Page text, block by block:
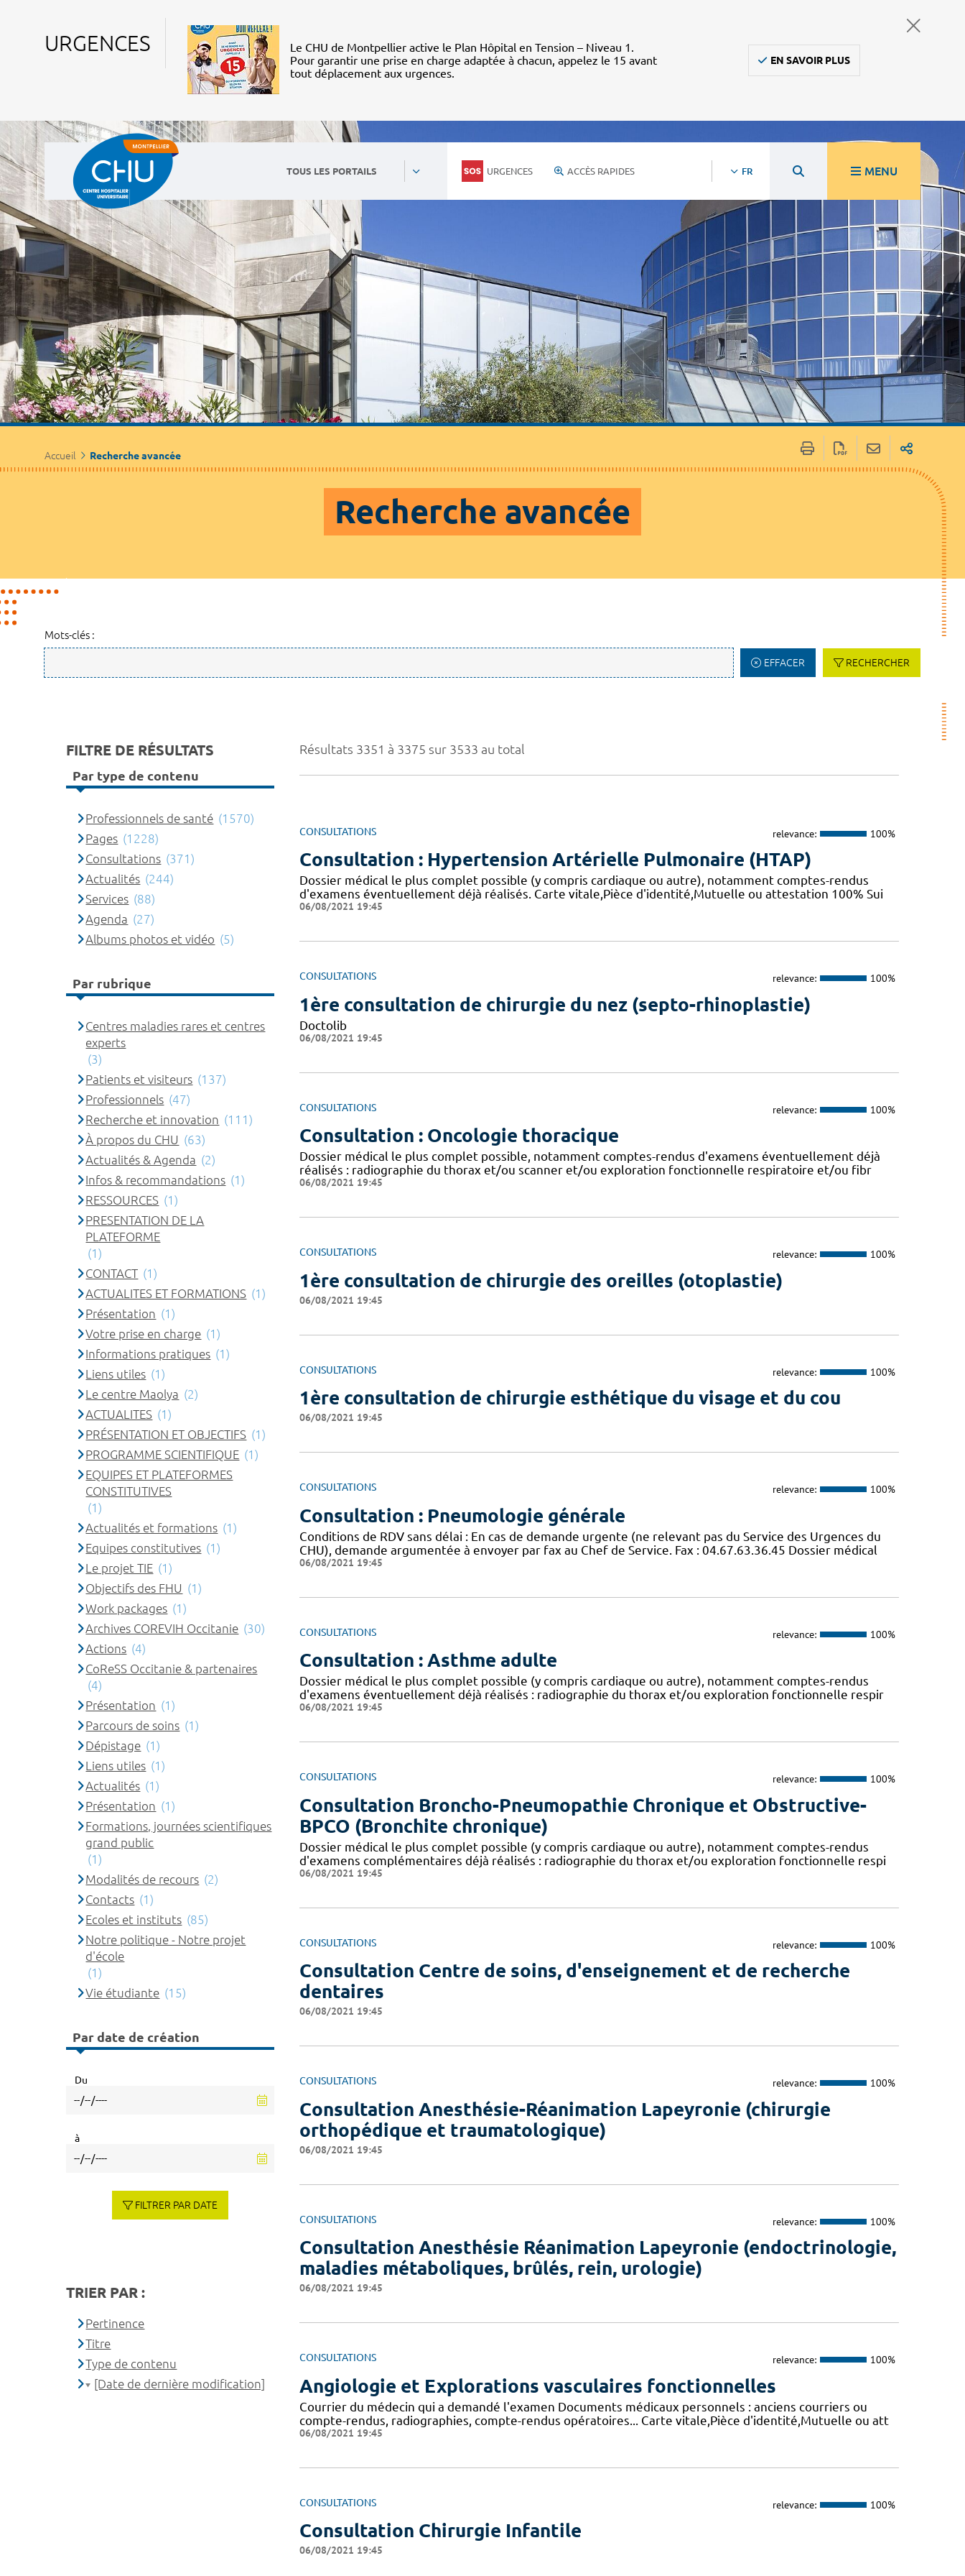
URGENCES
Le CHU de Montpellier active le Plan Hôpital en Tension – Niveau 1.
Pour garantir une prise en charge adaptée à chacun, appelez le 15 avant
tout déplacement aux urgences.
EN SAVOIR PLUS
TOUS LES PORTAILS URGENCES ACCÈS RAPIDES FR MENU
Accueil Recherche avancée
Recherche avancée
Mots-clés :
EFFACER RECHERCHER
Résultats 3351 à 3375 sur 3533 au total
CONSULTATIONS relevance: 100%
Consultation : Hypertension Artérielle Pulmonaire (HTAP)
Dossier médical le plus complet possible (y compris cardiaque ou autre), notamment comptes-rendus
d'examens éventuellement déjà réalisés. Carte vitale,Pièce d'identité,Mutuelle ou attestation 100% Sui
06/08/2021 19:45
CONSULTATIONS relevance: 100%
1ère consultation de chirurgie du nez (septo-rhinoplastie)
Doctolib
06/08/2021 19:45
CONSULTATIONS relevance: 100%
Consultation : Oncologie thoracique
Dossier médical le plus complet possible, notamment comptes-rendus d'examens éventuellement déjà
réalisés : radiographie du thorax et/ou scanner et/ou exploration fonctionnelle respiratoire et/ou fibr
06/08/2021 19:45
CONSULTATIONS relevance: 100%
1ère consultation de chirurgie des oreilles (otoplastie)
06/08/2021 19:45
CONSULTATIONS relevance: 100%
1ère consultation de chirurgie esthétique du visage et du cou
06/08/2021 19:45
CONSULTATIONS relevance: 100%
Consultation : Pneumologie générale
Conditions de RDV sans délai : En cas de demande urgente (ne relevant pas du Service des Urgences du
CHU), demande argumentée à envoyer par fax au Chef de Service. Fax : 04.67.63.36.45 Dossier médical
06/08/2021 19:45
CONSULTATIONS relevance: 100%
Consultation : Asthme adulte
Dossier médical le plus complet possible (y compris cardiaque ou autre), notamment comptes-rendus
d'examens éventuellement déjà réalisés : radiographie du thorax et/ou exploration fonctionnelle respir
06/08/2021 19:45
CONSULTATIONS relevance: 100%
Consultation Broncho-Pneumopathie Chronique et Obstructive-
BPCO (Bronchite chronique)
Dossier médical le plus complet possible (y compris cardiaque ou autre), notamment comptes-rendus
d'examens complémentaires déjà réalisés : radiographie du thorax et/ou exploration fonctionnelle respi
06/08/2021 19:45
CONSULTATIONS relevance: 100%
Consultation Centre de soins, d'enseignement et de recherche
dentaires
06/08/2021 19:45
CONSULTATIONS relevance: 100%
Consultation Anesthésie-Réanimation Lapeyronie (chirurgie
orthopédique et traumatologique)
06/08/2021 19:45
CONSULTATIONS relevance: 100%
Consultation Anesthésie Réanimation Lapeyronie (endoctrinologie,
maladies métaboliques, brûlés, rein, urologie)
06/08/2021 19:45
CONSULTATIONS relevance: 100%
Angiologie et Explorations vasculaires fonctionnelles
Courrier du médecin qui a demandé l'examen Documents médicaux personnels : anciens courriers ou
compte-rendus, radiographies, compte-rendus opératoires... Carte vitale,Pièce d'identité,Mutuelle ou att
06/08/2021 19:45
CONSULTATIONS relevance: 100%
Consultation Chirurgie Infantile
06/08/2021 19:45
FILTRE DE RÉSULTATS
Par type de contenu
Professionnels de santé (1570)
Pages (1228)
Consultations (371)
Actualités (244)
Services (88)
Agenda (27)
Albums photos et vidéo (5)
Par rubrique
Centres maladies rares et centres
experts
(3)
Patients et visiteurs (137)
Professionnels (47)
Recherche et innovation (111)
À propos du CHU (63)
Actualités & Agenda (2)
Infos & recommandations (1)
RESSOURCES (1)
PRESENTATION DE LA
PLATEFORME
(1)
CONTACT (1)
ACTUALITES ET FORMATIONS (1)
Présentation (1)
Votre prise en charge (1)
Informations pratiques (1)
Liens utiles (1)
Le centre Maolya (2)
ACTUALITES (1)
PRÉSENTATION ET OBJECTIFS (1)
PROGRAMME SCIENTIFIQUE (1)
EQUIPES ET PLATEFORMES
CONSTITUTIVES
(1)
Actualités et formations (1)
Equipes constitutives (1)
Le projet TIE (1)
Objectifs des FHU (1)
Work packages (1)
Archives COREVIH Occitanie (30)
Actions (4)
CoReSS Occitanie & partenaires
(4)
Présentation (1)
Parcours de soins (1)
Dépistage (1)
Liens utiles (1)
Actualités (1)
Présentation (1)
Formations, journées scientifiques
grand public
(1)
Modalités de recours (2)
Contacts (1)
Ecoles et instituts (85)
Notre politique - Notre projet
d'école
(1)
Vie étudiante (15)
Par date de création
Du
à
FILTRER PAR DATE
TRIER PAR :
Pertinence
Titre
Type de contenu
[Date de dernière modification]